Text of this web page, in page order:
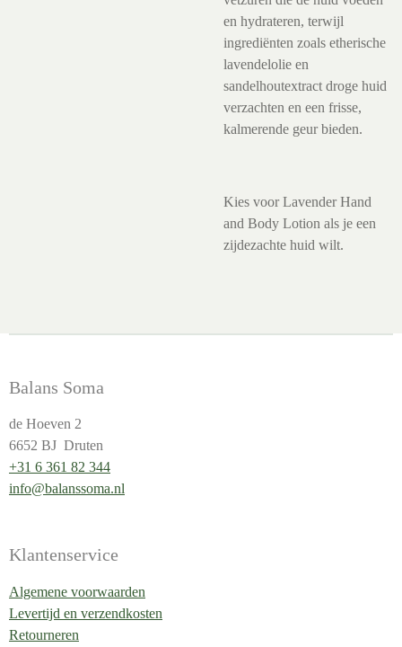
en hydrateren, terwijl
ingrediënten zoals etherische
lavendelolie en
sandelhoutextract droge huid
verzachten en een frisse,
kalmerende geur bieden.
Kies voor Lavender Hand
and Body Lotion als je een
zijdezachte huid wilt.
Balans Soma
de Hoeven 2
6652 BJ Druten
+31 6 361 82 344
info@balanssoma.nl
Klantenservice
Algemene voorwaarden
Levertijd en verzendkosten
Retourneren